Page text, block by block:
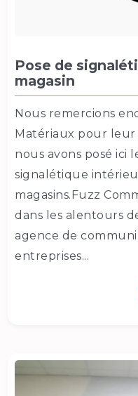
Pose de
magasin
Nous remercions
Matériaux pour
nous avons posé ici
signalétique
magasins.Fuzz
dans les alentours
agence de
entreprises...